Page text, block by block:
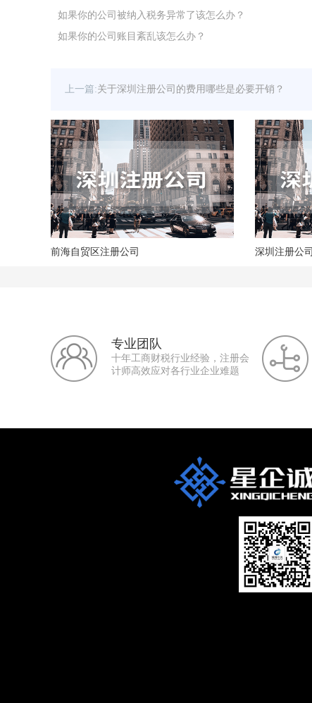
如果你的公司被纳入税务异常了该怎么办？
如果你的公司账目紊乱该怎么办？
上一篇:关于深圳注册公司的费用哪些是必要开销？
前海自贸区注册公司 深圳注册公司
专业团队
十年工商财税行业经验，注册会
计师高效应对各行业企业难题